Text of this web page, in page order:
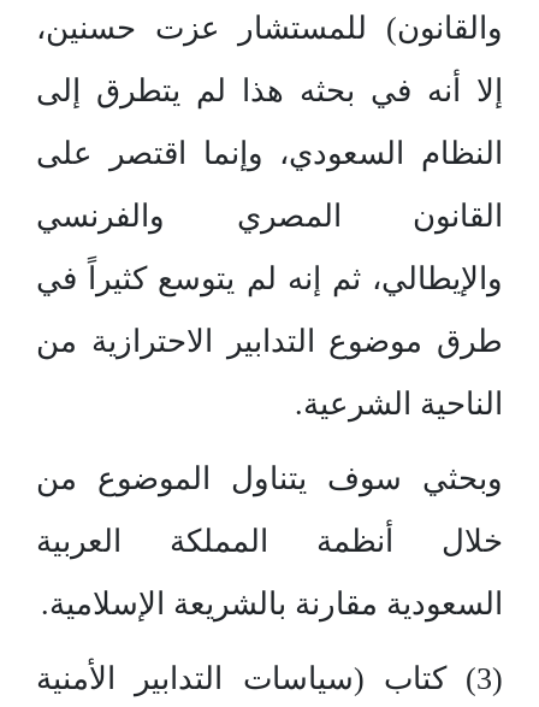
والقانون) للمستشار عزت حسنين،
إلا أنه في بحثه هذا لم يتطرق إلى
النظام السعودي، وإنما اقتصر على
القانون المصري والفرنسي
والإيطالي، ثم إنه لم يتوسع كثيراً في
طرق موضوع التدابير الاحترازية من
الناحية الشرعية.
وبحثي سوف يتناول الموضوع من
خلال أنظمة المملكة العربية
السعودية مقارنة بالشريعة الإسلامية.
(3) كتاب (سياسات التدابير الأمنية